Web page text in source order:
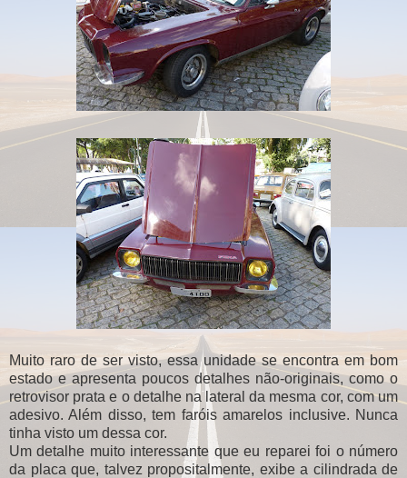
Muito raro de ser visto, essa unidade se encontra em bom
estado e apresenta poucos detalhes não-originais, como o
retrovisor prata e o detalhe na lateral da mesma cor, com um
adesivo. Além disso, tem faróis amarelos inclusive. Nunca
tinha visto um dessa cor.
Um detalhe muito interessante que eu reparei foi o número
da placa que, talvez propositalmente, exibe a cilindrada de